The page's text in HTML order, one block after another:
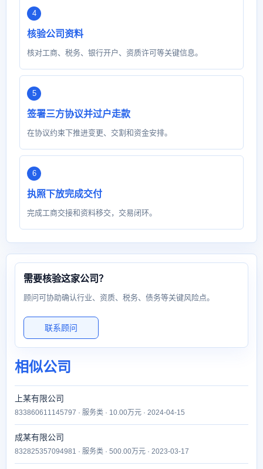
核验公司资料
核对工商、税务、银行开户、资质许可等关键信息。
签署三方协议并过户走款
在协议约束下推进变更、交割和资金安排。
执照下放完成交付
完成工商交接和资料移交，交易闭环。
需要核验这家公司？
顾问可协助确认行业、资质、税务、债务等关键风险点。
联系顾问
相似公司
上某有限公司
833860611145797 · 服务类 · 10.00万元 · 2024-04-15
成某有限公司
832825357094981 · 服务类 · 500.00万元 · 2023-03-17